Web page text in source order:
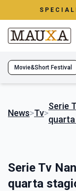
Movie&Short Festival
News>Tv>
Serie
Serie Tv
quarta